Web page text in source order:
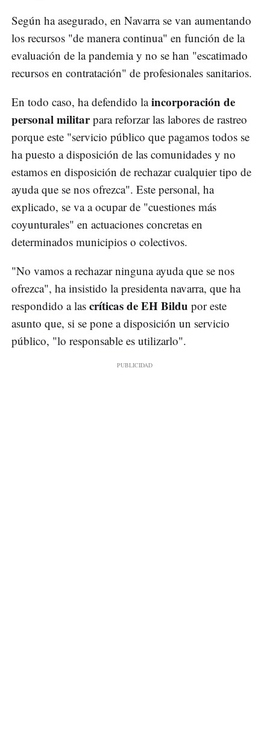
Según ha asegurado, en Navarra se van aumentando
los recursos "de manera continua" en función de la
evaluación de la pandemia y no se han "escatimado
recursos en contratación" de profesionales sanitarios.
En todo caso, ha defendido laincorporación de
personal militarpara reforzar las labores de rastreo
porque este "servicio público que pagamos todos se
ha puesto a disposición de las comunidades y no
estamos en disposición de rechazar cualquier tipo de
ayuda que se nos ofrezca". Este personal, ha
explicado, se va a ocupar de "cuestiones más
coyunturales" en actuaciones concretas en
determinados municipios o colectivos.
"No vamos a rechazar ninguna ayuda que se nos
ofrezca", ha insistido la presidenta navarra, que ha
respondido a las críticas de EH Bildu por este
asunto que, si se pone a disposición un servicio
público, "lo responsable es utilizarlo".